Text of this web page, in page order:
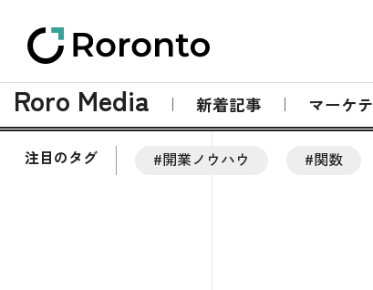
Roro Media 新着記事 マーケ
注目のタグ #開業ノウハウ #関数